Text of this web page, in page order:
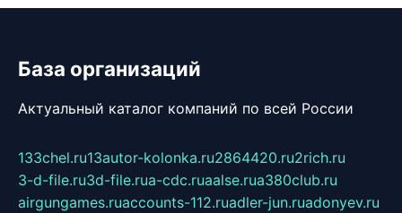
База организаций
Актуальный каталог компаний по всей России
133chel.ru13autor-kolonka.ru2864420.ru2rich.ru
3-d-file.ru3d-file.rua-cdc.ruaalse.rua380club.ru
airgungames.ruaccounts-112.ruadler-jun.ruadonyev.ru